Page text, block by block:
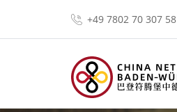
+49 7802 70 307 58